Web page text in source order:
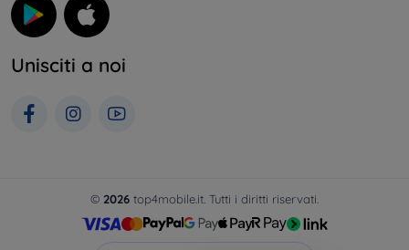
Unisciti a noi
© 2026 top4mobile.it. Tutti i diritti riservati.